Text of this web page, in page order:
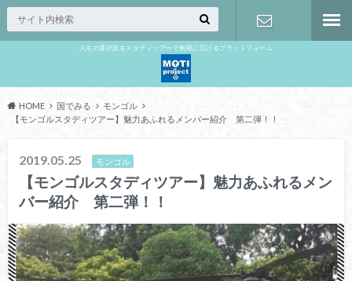
人生の選択肢をスタディツアーで無限に広げるプラットフォーム
HOME 国でみる
モンゴル
【モンゴルスタディツアー】魅力あふれるメンバー紹介 第二弾！！
2019.05.25 モンゴル
【モンゴルスタディツアー】魅力あふれるメン
バー紹介 第二弾！！